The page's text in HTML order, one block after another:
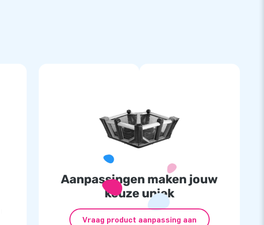
Aanpassingen maken jouw
keuze uniek
Vraag product aanpassing aan